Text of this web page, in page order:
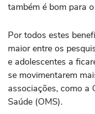
também é bom para
Por todos estes
maior entre os
e adolescentes a
se movimentarem
associações, como a
Saúde (OMS).